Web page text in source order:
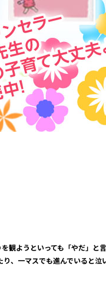
観ようといっても「やだ」と言
、一マスでも進んでいると泣